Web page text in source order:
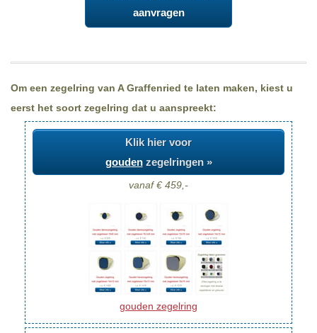
aanvragen
Om een zegelring van A Graffenried te laten maken, kiest u
eerst het soort zegelring dat u aanspreekt:
Klik hier voor
goudenzegelringen »
vanaf € 459,-
gouden zegelring